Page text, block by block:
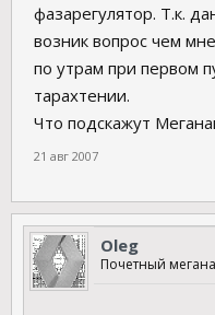
фазарегулятор. Т.к.
возник вопрос чем
по утрам при первом
тарахтении.
Что подскажут
21 авг 2007
Oleg
Почетный